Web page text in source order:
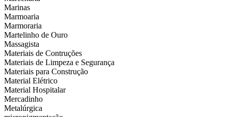
Marinas
Marmoaria
Marmoraria
Martelinho de Ouro
Massagista
Materiais de Contruções
Materiais de Limpeza e Segurança
Materiais para Construção
Material Elétrico
Material Hospitalar
Mercadinho
Metalúrgica